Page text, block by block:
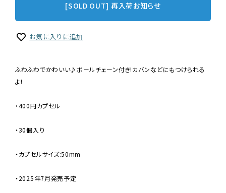
[SOLD OUT] 再入荷お知らせ
お気に入りに追加
ふわふわでかわいい♪ボールチェーン付き!カバンなどにもつけられる
よ!
・400円カプセル
・30個入り
・カプセルサイズ:50mm
・2025年7月発売予定